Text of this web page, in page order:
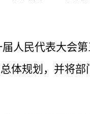
人民代表大会第
体规划，并将